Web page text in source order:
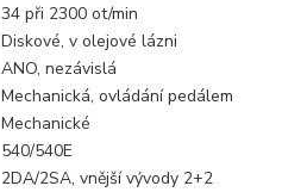
34 při 2300 ot/min
Diskové, v olejové lázni
ANO, nezávislá
Mechanická, ovládání pedálem
Mechanické
540/540E
2DA/2SA, vnější vývody 2+2